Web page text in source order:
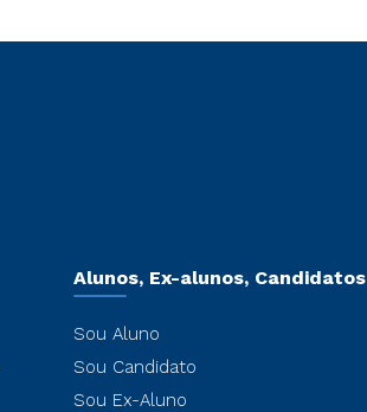
Alunos, Ex-alunos, Candidatos
Sou Aluno
Sou Candidato
Sou Ex-Aluno